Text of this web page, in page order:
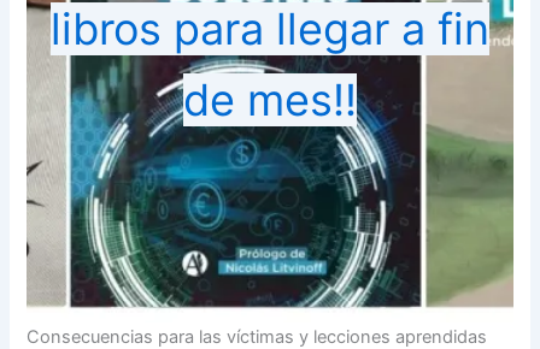
libros para llegar a fin
de mes!!
Consecuencias para las víctimas y lecciones aprendidas